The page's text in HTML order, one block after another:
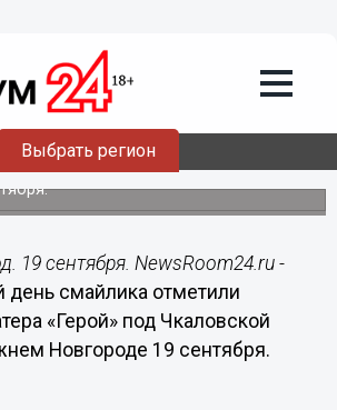
Выбрать регион
день смайлика в
у катера «Герой» под Чкаловской
19 сентября. NewsRoom24.ru -
смайлика отметили
«Герой» под Чкаловской
Новгороде 19 сентября.